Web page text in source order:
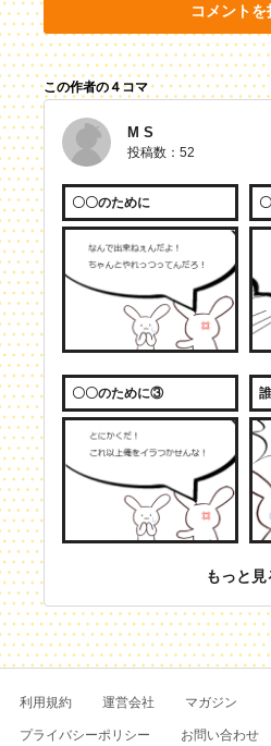
コメントを
この作者の４コマ
M S
投稿数：52
〇〇のために
〇〇のために③
もっと見
利用規約 運営会社 マガジン
プライバシーポリシー お問い合わせ